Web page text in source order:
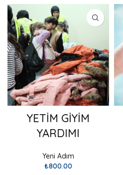
YETİM GİYİM
YARDIMI
Yeni Adım
₺800.00